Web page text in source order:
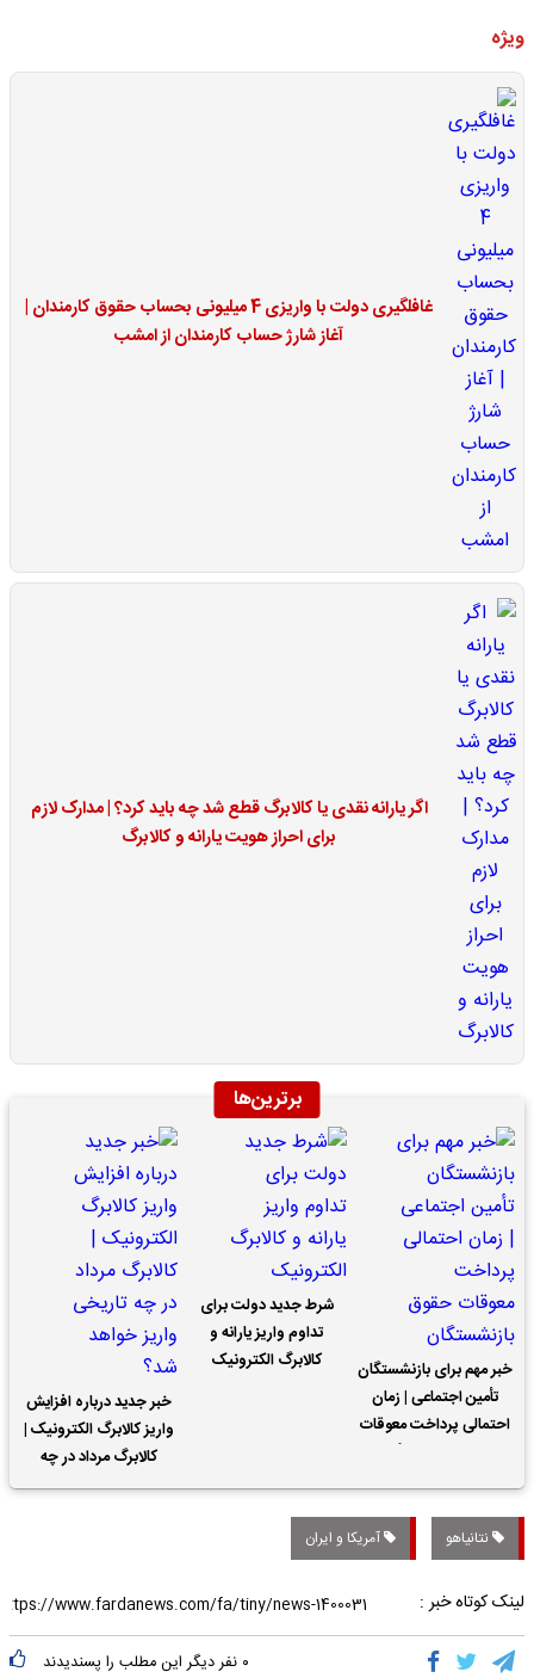
ویژه
غافلگیری دولت با واریزی 4 میلیونی بحساب حقوق کارمندان |
آغاز شارژ حساب کارمندان از امشب
اگر یارانه نقدی یا کالابرگ قطع شد چه باید کرد؟ | مدارک لازم
برای احراز هویت یارانه و کالابرگ
برترین‌ها
خبر مهم برای بازنشستگان
تأمین اجتماعی | زمان
احتمالی پرداخت معوقات
شرط جدید دولت برای
تداوم واریز یارانه و
کالابرگ الکترونیک
خبر جدید درباره افزایش
واریز کالابرگ الکترونیک |
کالابرگ مرداد در چه
تاریخی واریز خواهد شد؟
نتانیاهو آمریکا و ایران
لینک کوتاه خبر :
۰ نفر دیگر این مطلب را پسندیدند